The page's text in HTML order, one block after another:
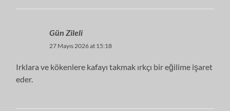
Gün Zileli
27 Mayıs 2026 at 15:18
Irklara ve kökenlere kafayı takmak ırkçı bir eğilime işaret
eder.